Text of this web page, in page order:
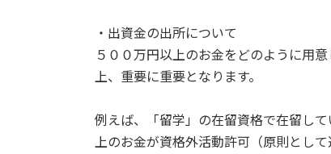
・出資金の出所について
５００万円以上のお金をどのように用
上、重要に重要となります。
例えば、「留学」の在留資格で在留し
上のお金が資格外活動許可（原則とし